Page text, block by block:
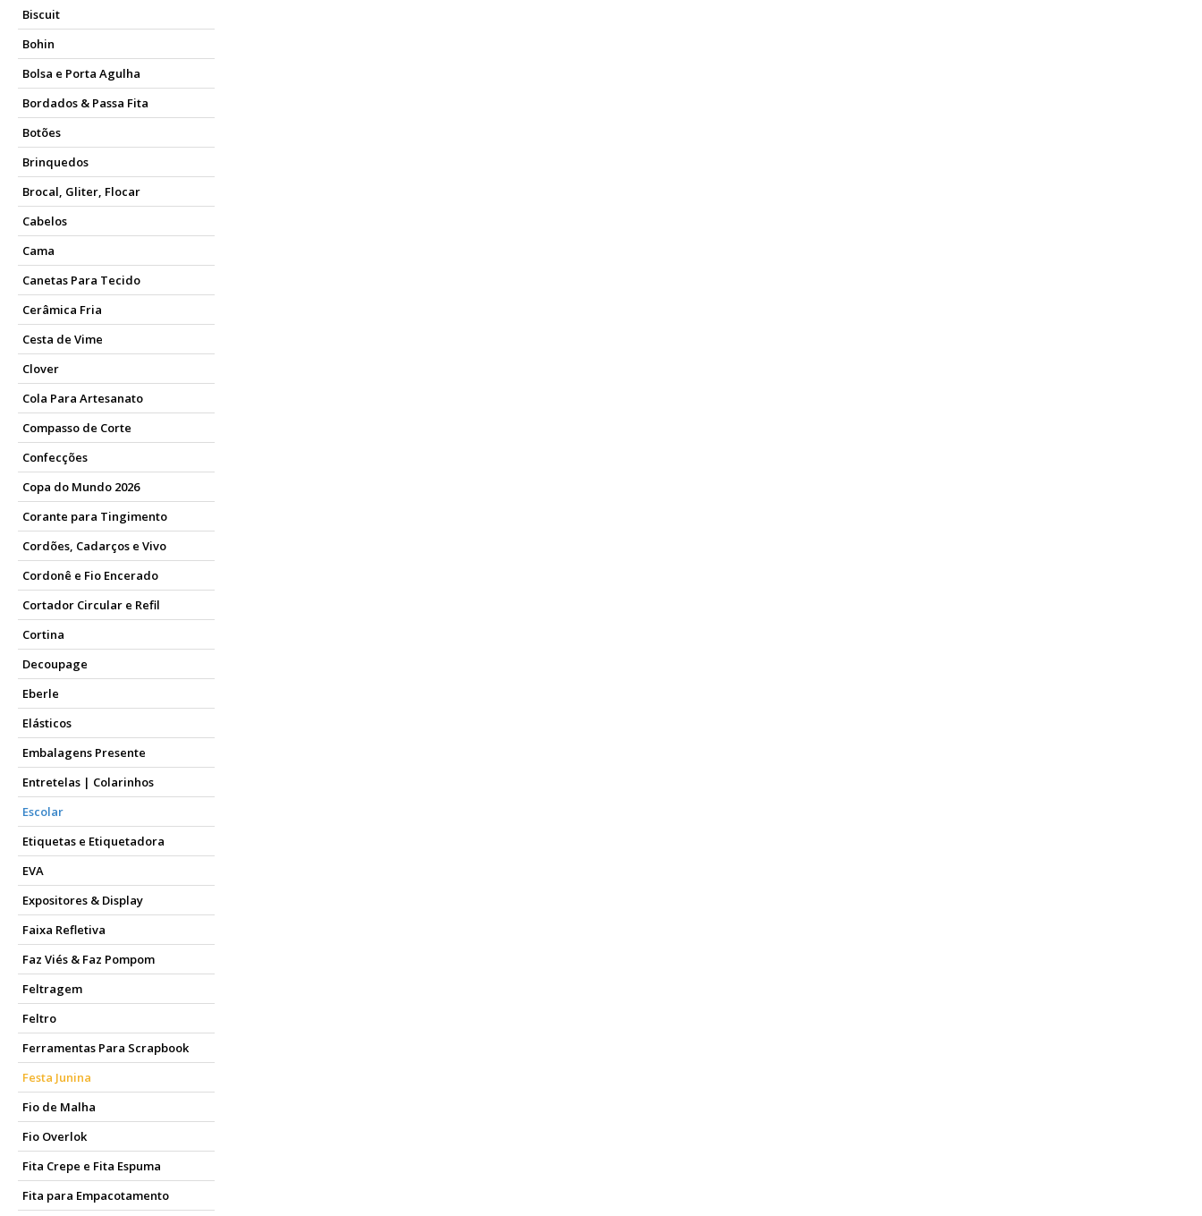
Biscuit
Bohin
Bolsa e Porta Agulha
Bordados & Passa Fita
Botões
Brinquedos
Brocal, Gliter, Flocar
Cabelos
Cama
Canetas Para Tecido
Cerâmica Fria
Cesta de Vime
Clover
Cola Para Artesanato
Compasso de Corte
Confecções
Copa do Mundo 2026
Corante para Tingimento
Cordões, Cadarços e Vivo
Cordonê e Fio Encerado
Cortador Circular e Refil
Cortina
Decoupage
Eberle
Elásticos
Embalagens Presente
Entretelas | Colarinhos
Escolar
Etiquetas e Etiquetadora
EVA
Expositores & Display
Faixa Refletiva
Faz Viés & Faz Pompom
Feltragem
Feltro
Ferramentas Para Scrapbook
Festa Junina
Fio de Malha
Fio Overlok
Fita Crepe e Fita Espuma
Fita para Empacotamento